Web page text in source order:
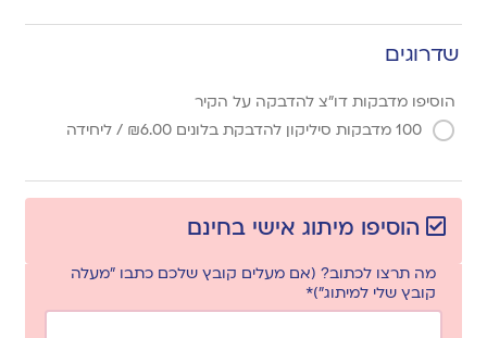
שדרוגים
הוסיפו מדבקות דו"צ להדבקה על הקיר
100 מדבקות סיליקון להדבקת בלונים
₪6.00 / ליחידה
הוסיפו מיתוג אישי בחינם
מה תרצו לכתוב? (אם מעלים קובץ שלכם כתבו "מעלה
קובץ שלי למיתוג")*